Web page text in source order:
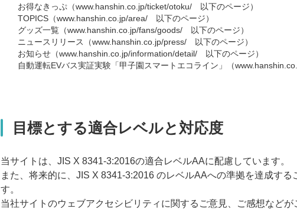
お得なきっぷ（www.hanshin.co.jp/ticket/otoku/ 以下のページ）
TOPICS（www.hanshin.co.jp/area/ 以下のページ）
グッズ一覧（www.hanshin.co.jp/fans/goods/ 以下のページ）
ニュースリリース（www.hanshin.co.jp/press/ 以下のページ）
お知らせ（www.hanshin.co.jp/information/detail/ 以下のページ）
自動運転EVバス実証実験「甲子園スマートエコライン」（
目標とする適合レベルと対応度
当サイトは、JIS X 8341-3:2016の適合レベルAAに配慮しています。
また、将来的に、JIS X 8341-3:2016 のレベルAAへの準拠を達成す
す。
当社サイトのウェブアクセシビリティに関するご意見、ご感想などが